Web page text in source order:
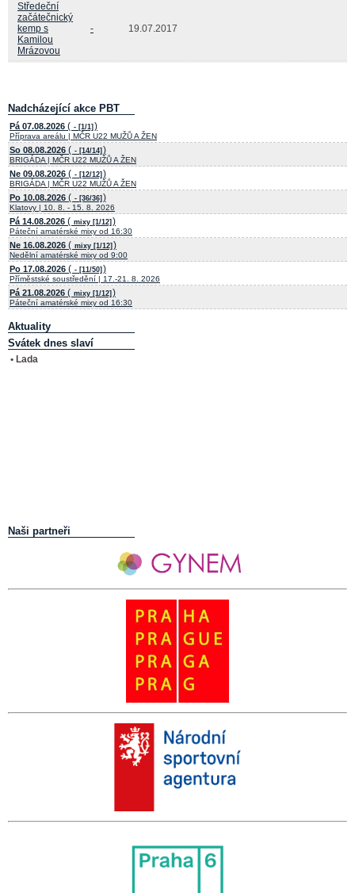
Středeční
začátečnický
kemp s
Kamilou
Mrázovou
- 19.07.2017
Nadcházející akce PBT
Pá 07.08.2026 ( - [1/1] )
Příprava areálu | MČR U22 MUŽŮ A ŽEN
So 08.08.2026 ( - [14/14] )
BRIGÁDA | MČR U22 MUŽŮ A ŽEN
Ne 09.08.2026 ( - [12/12] )
BRIGÁDA | MČR U22 MUŽŮ A ŽEN
Po 10.08.2026 ( - [36/36] )
Klatovy | 10. 8. - 15. 8. 2026
Pá 14.08.2026 ( mixy [1/12] )
Páteční amatérské mixy od 16:30
Ne 16.08.2026 ( mixy [1/12] )
Nedělní amatérské mixy od 9:00
Po 17.08.2026 ( - [11/50] )
Příměstské soustředění | 17.-21. 8. 2026
Pá 21.08.2026 ( mixy [1/12] )
Páteční amatérské mixy od 16:30
Aktuality
Svátek dnes slaví
• Lada
Naši partneři